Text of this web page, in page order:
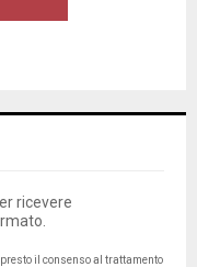
ricevere
il consenso al trattamento